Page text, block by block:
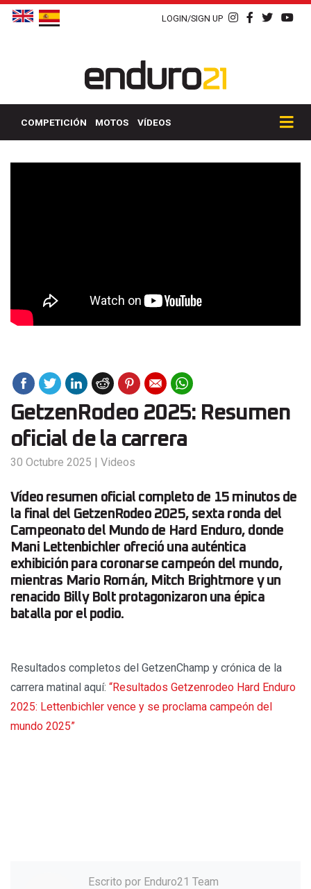
LOGIN/SIGN UP
COMPETICIÓN MOTOS VÍDEOS
GetzenRodeo 2025: Resumen
oficial de la carrera
30 Octubre 2025 | Videos
Vídeo resumen oficial completo de 15 minutos de
la final del GetzenRodeo 2025, sexta ronda del
Campeonato del Mundo de Hard Enduro, donde
Mani Lettenbichler ofreció una auténtica
exhibición para coronarse campeón del mundo,
mientras Mario Román, Mitch Brightmore y un
renacido Billy Bolt protagonizaron una épica
batalla por el podio.
Resultados completos del GetzenChamp y crónica de la
carrera matinal aquí: “Resultados Getzenrodeo Hard Enduro
2025: Lettenbichler vence y se proclama campeón del
mundo 2025”
Escrito por Enduro21 Team